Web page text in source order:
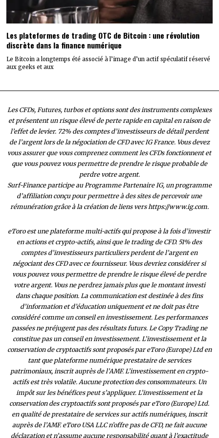
Les plateformes de trading OTC de Bitcoin : une révolution
discrète dans la finance numérique
Le Bitcoin a longtemps été associé à l’image d’un actif spéculatif réservé
aux geeks et aux
Les CFDs, Futures, turbos et options sont des instruments complexes
et présentent un risque élevé de perte rapide en capital en raison de
l’effet de levier. 72% des comptes d’investisseurs de détail perdent
de l’argent lors de la négociation de CFD avec IG France. Vous devez
vous assurer que vous comprenez comment les CFDs fonctionnent et
que vous pouvez vous permettre de prendre le risque probable de
perdre votre argent.
Surf-Finance participe au Programme Partenaire IG, un programme
d’affiliation conçu pour permettre à des sites de percevoir une
rémunération grâce à la création de liens vers https://www.ig.com.
eToro est une plateforme multi-actifs qui propose à la fois d’investir
en actions et crypto-actifs, ainsi que le trading de CFD. 51% des
comptes d’investisseurs particuliers perdent de l’argent en
négociant des CFD avec ce fournisseur. Vous devriez considérer si
vous pouvez vous permettre de prendre le risque élevé de perdre
votre argent. Vous ne perdrez jamais plus que le montant investi
dans chaque position. La communication est destinée à des fins
d’information et d’éducation uniquement et ne doit pas être
considéré comme un conseil en investissement. Les performances
passées ne préjugent pas des résultats futurs. Le Copy Trading ne
constitue pas un conseil en investissement. L’investissement et la
conservation de cryptoactifs sont proposés par eToro (Europe) Ltd en
tant que plateforme numérique prestataire de services
patrimoniaux, inscrit auprès de l’AMF. L’investissement en crypto-
actifs est très volatile. Aucune protection des consommateurs. Un
impôt sur les bénéfices peut s’appliquer. L’investissement et la
conservation des cryptoactifs sont proposés par eToro (Europe) Ltd.
en qualité de prestataire de services sur actifs numériques, inscrit
auprès de l’AMF. eToro USA LLC n’offre pas de CFD, ne fait aucune
déclaration et n’assume aucune responsabilité quant à l’exactitude